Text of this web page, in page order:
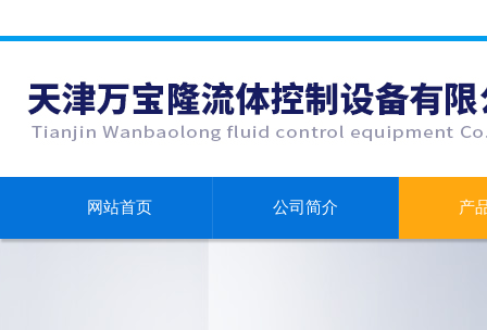
网站首页 公司简介 产